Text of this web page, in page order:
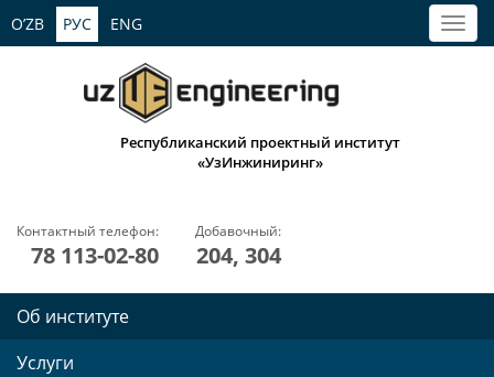
O’ZB РУС ENG
Республиканский проектный институт
«УзИнжиниринг»
Контактный телефон:
78 113-02-80
Добавочный:
204, 304
Об институте
Услуги